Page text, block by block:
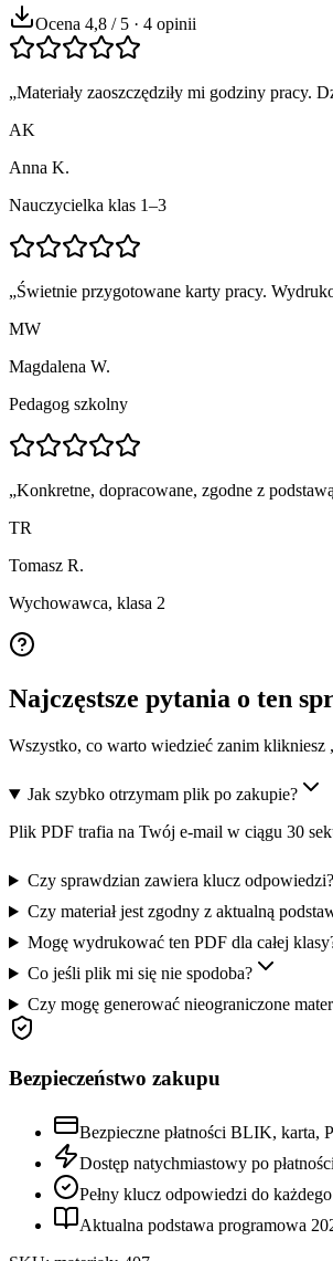
Ocena 4,8 / 5 · 4 opinii
„Materiały zaoszczędziły mi godziny pracy.
AK
Anna K.
Nauczycielka klas 1–3
„Świetnie przygotowane karty pracy.
MW
Magdalena W.
Pedagog szkolny
„Konkretne, dopracowane, zgodne z
TR
Tomasz R.
Wychowawca, klasa 2
Najczęstsze pytania o ten
Wszystko, co warto wiedzieć zanim klikniesz
Jak szybko otrzymam plik po zakupie?
Plik PDF trafia na Twój e-mail w ciągu 30
Czy sprawdzian zawiera klucz odpowiedzi?
Czy materiał jest zgodny z aktualną
Mogę wydrukować ten PDF dla całej
Co jeśli plik mi się nie spodoba?
Czy mogę generować nieograniczone
Bezpieczeństwo zakupu
Bezpieczne płatności BLIK, karta,
Dostęp natychmiastowy po płatności
Pełny klucz odpowiedzi do
Aktualna podstawa programowa